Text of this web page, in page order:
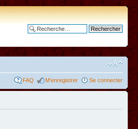
FAQ M’enregistrer Se connecter